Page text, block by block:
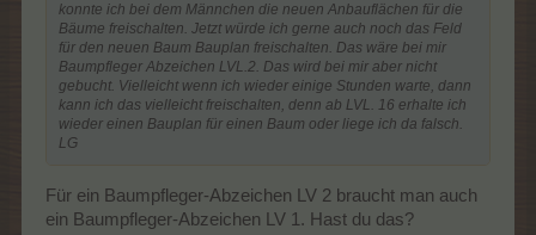
konnte ich bei dem Männchen die neuen Anbauflächen für die
Bäume freischalten. Jetzt würde ich gerne auch noch das Feld
für den neuen Baum Bauplan freischalten. Das wäre bei mir
Baumpfleger Abzeichen LVL.2. Das wird bei mir aber nicht
gebucht. Vielleicht wenn ich wieder einige Stunden warte, dann
kann ich das vielleicht freischalten, denn ab LVL. 16 erhalte ich
wieder einen Bauplan für einen Baum oder liege ich da falsch.
LG
Für ein Baumpfleger-Abzeichen LV 2 braucht man auch
ein Baumpfleger-Abzeichen LV 1. Hast du das?